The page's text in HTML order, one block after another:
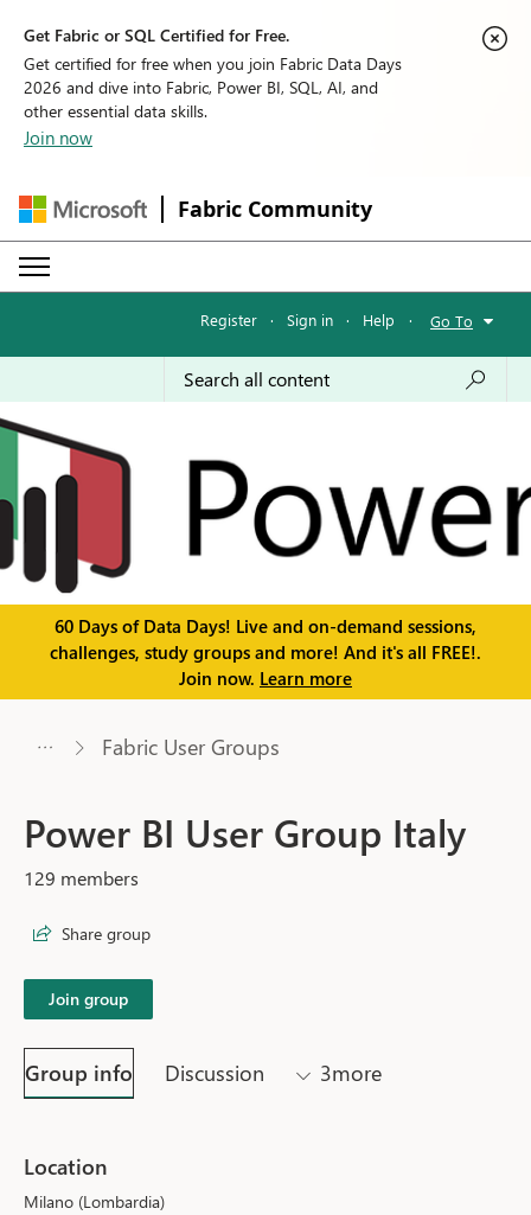
Get Fabric or SQL Certified for Free.
Get certified for free when you join Fabric Data Days
2026 and dive into Fabric, Power BI, SQL, AI, and
other essential data skills.
Join now
Fabric Community
Register · Sign in · Help · Go To
60 Days of Data Days! Live and on-demand sessions,
challenges, study groups and more! And it's all FREE!.
Join now. Learn more
Fabric User Groups
Power BI User Group Italy
129 members
Share group
Join group
Group info Discussion 3more
Location
Milano (Lombardia)